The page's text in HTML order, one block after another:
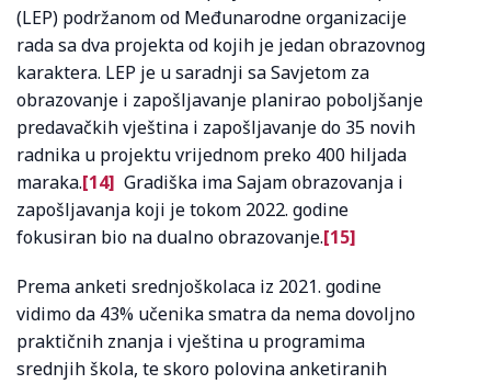
(LEP) podržanom od Međunarodne organizacije
rada sa dva projekta od kojih je jedan obrazovnog
karaktera. LEP je u saradnji sa Savjetom za
obrazovanje i zapošljavanje planirao poboljšanje
predavačkih vještina i zapošljavanje do 35 novih
radnika u projektu vrijednom preko 400 hiljada
maraka.[14] Gradiška ima Sajam obrazovanja i
zapošljavanja koji je tokom 2022. godine
fokusiran bio na dualno obrazovanje.[15]
Prema anketi srednjoškolaca iz 2021. godine
vidimo da 43% učenika smatra da nema dovoljno
praktičnih znanja i vještina u programima
srednjih škola, te skoro polovina anketiranih